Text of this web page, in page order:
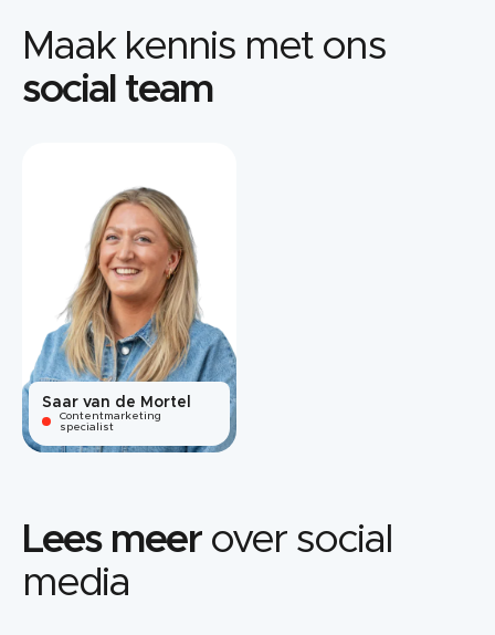
Maak kennis met ons
social team
Saar van de Mortel
Contentmarketing
specialist
Lees meerover social
media